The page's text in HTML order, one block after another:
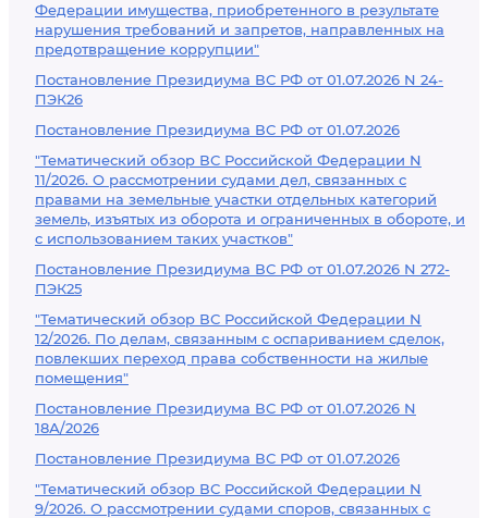
Федерации имущества, приобретенного в результате
нарушения требований и запретов, направленных на
предотвращение коррупции"
Постановление Президиума ВС РФ от 01.07.2026 N 24-
ПЭК26
Постановление Президиума ВС РФ от 01.07.2026
"Тематический обзор ВС Российской Федерации N
11/2026. О рассмотрении судами дел, связанных с
правами на земельные участки отдельных категорий
земель, изъятых из оборота и ограниченных в обороте, и
с использованием таких участков"
Постановление Президиума ВС РФ от 01.07.2026 N 272-
ПЭК25
"Тематический обзор ВС Российской Федерации N
12/2026. По делам, связанным с оспариванием сделок,
повлекших переход права собственности на жилые
помещения"
Постановление Президиума ВС РФ от 01.07.2026 N
18А/2026
Постановление Президиума ВС РФ от 01.07.2026
"Тематический обзор ВС Российской Федерации N
9/2026. О рассмотрении судами споров, связанных с